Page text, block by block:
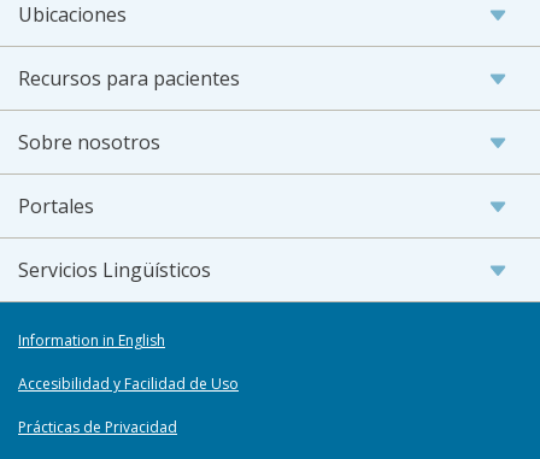
Ubicaciones
Recursos para pacientes
Sobre nosotros
Portales
Servicios Lingüísticos
Information in English
Accesibilidad y Facilidad de Uso
Prácticas de Privacidad